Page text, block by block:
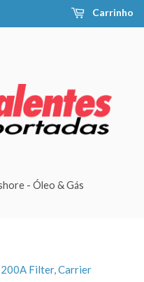
Carrinho
- Óleo & Gás
Filter, Carrier